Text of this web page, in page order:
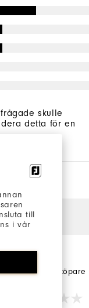
till
i vår
skulle
detta för en
Verifierad köpare